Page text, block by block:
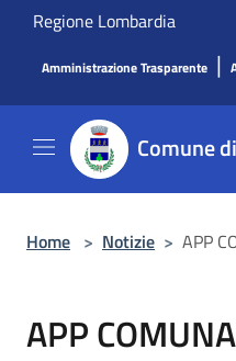
Salta al contenuto principale
Regione Lombardia
Amministrazione Trasparente |
Comune
Home > Notizie > APP
APP